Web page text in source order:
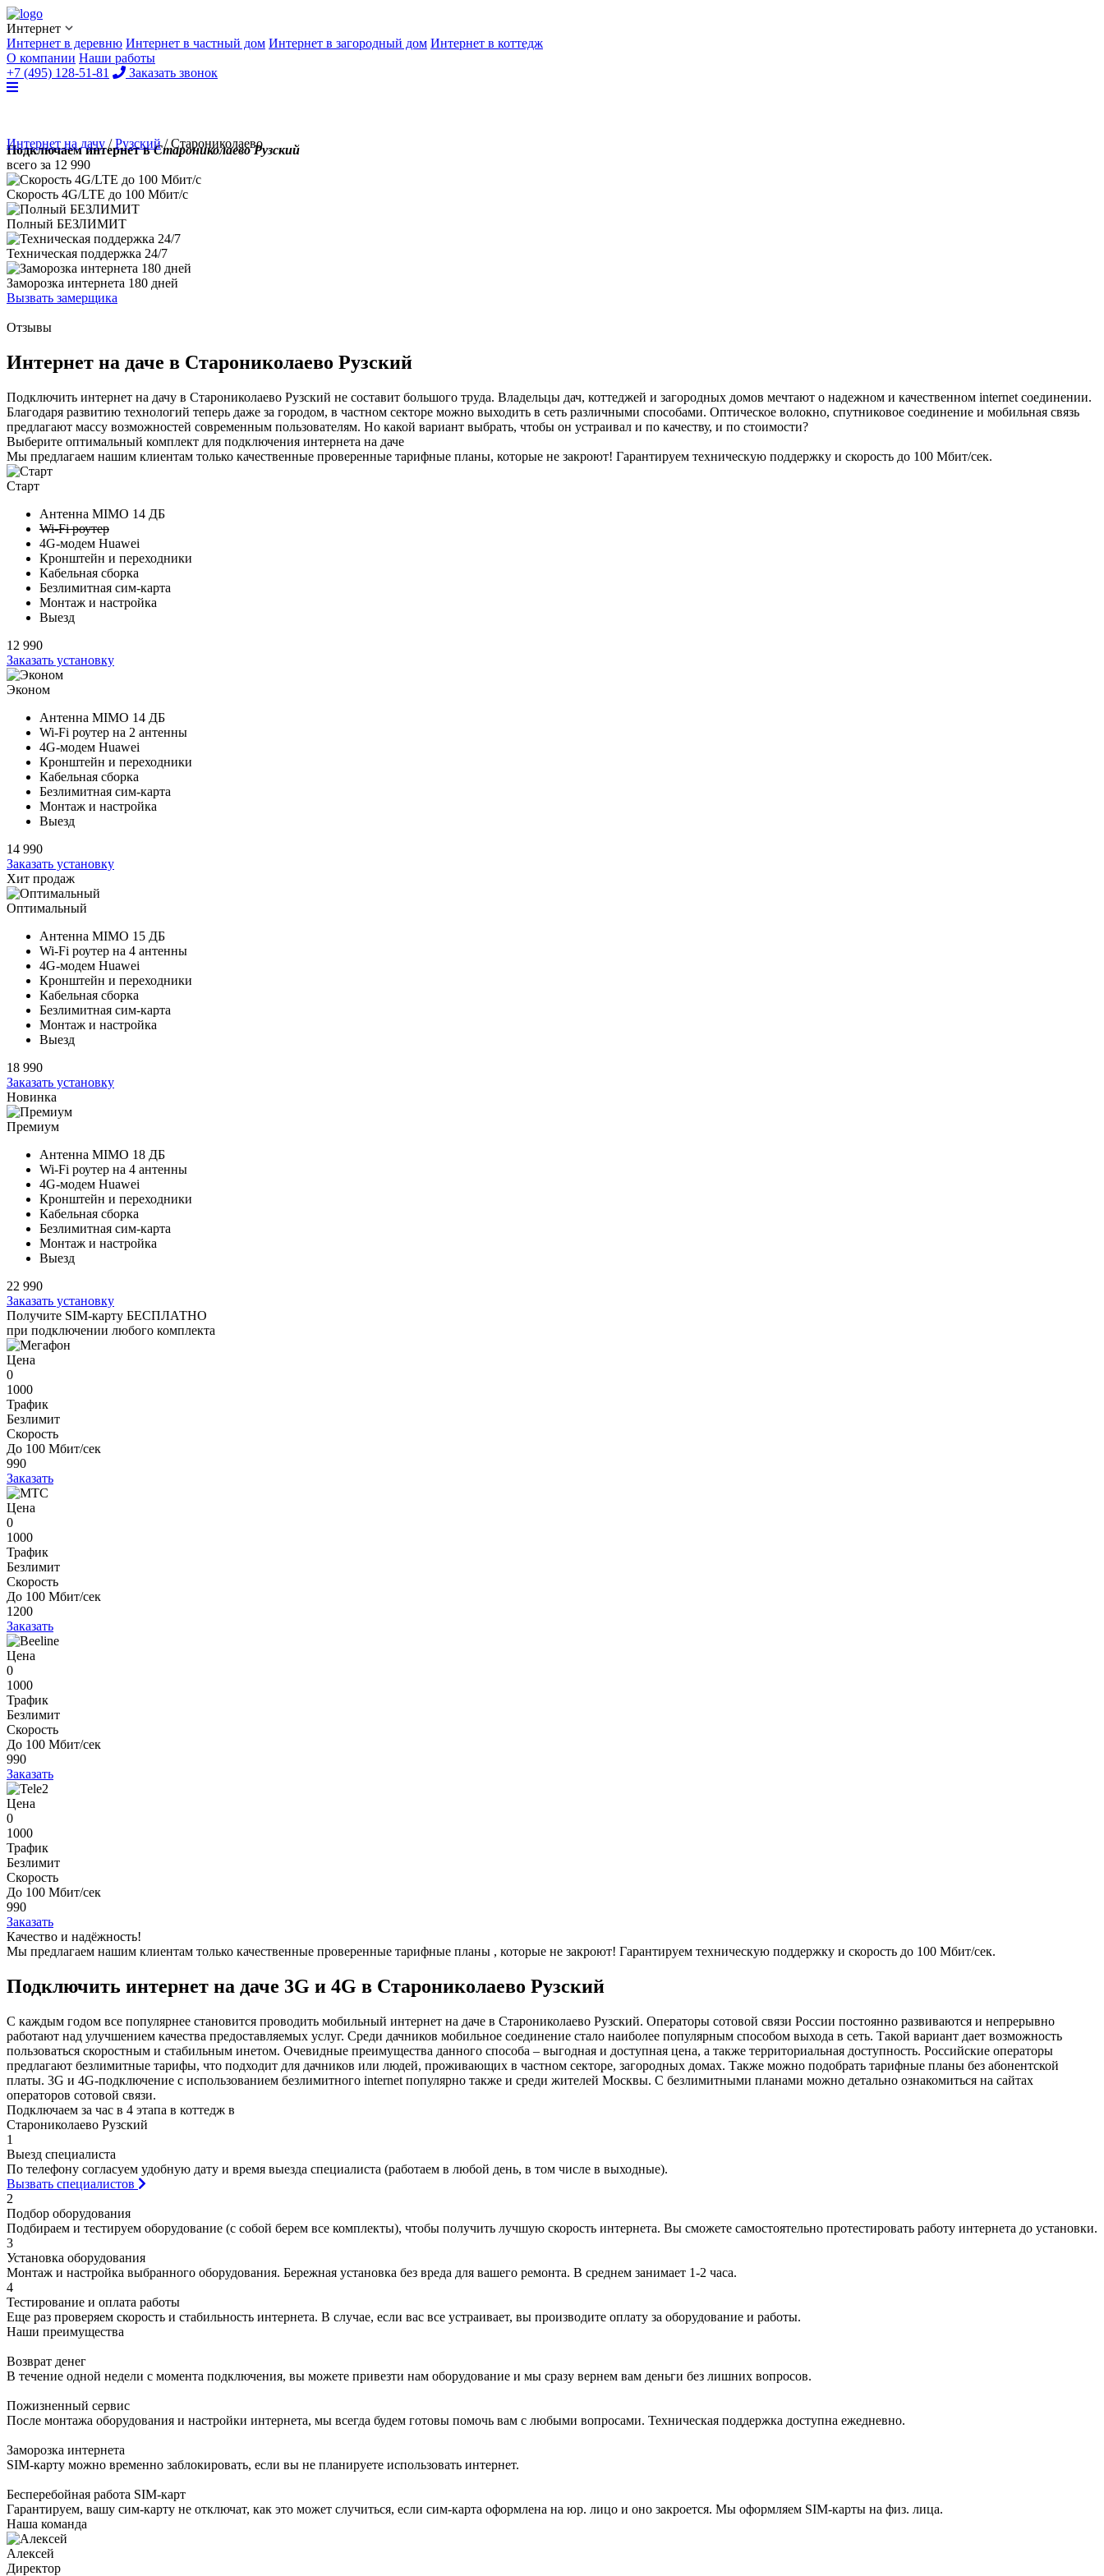
Интернет
Интернет в деревню Интернет в частный дом Интернет в загородный дом Интернет в коттедж
О компании Наши работы
+7 (495) 128-51-81
Заказать звонок
Интернет на дачу / Рузский/ Старониколаево
Подключаем интернет вСтарониколаево Рузский
всего за 12 990
Скорость 4G/LTE до 100 Мбит/с
Полный БЕЗЛИМИТ
Техническая поддержка 24/7
Заморозка интернета 180 дней
Вызвать замерщика
Отзывы
Интернет на даче в Старониколаево Рузский
Подключить интернет на дачу в Старониколаево Рузский не составит большого труда. Владельцы дач, коттеджей и загородных домов мечтают о надежном и качественном internet соединении.
Благодаря развитию технологий теперь даже за городом, в частном секторе можно выходить в сеть различными способами. Оптическое волокно, спутниковое соединение и мобильная связь
предлагают массу возможностей современным пользователям. Но какой вариант выбрать, чтобы он устраивал и по качеству, и по стоимости?
Выберите оптимальный комплект для подключения интернета на даче
Мы предлагаем нашим клиентам только качественные проверенные тарифные планы, которые не закроют! Гарантируем техническую поддержку и скорость до 100 Мбит/сек.
Старт
Антенна MIMO 14 ДБ
Wi-Fi роутер
4G-модем Huawei
Кронштейн и переходники
Кабельная сборка
Безлимитная сим-карта
Монтаж и настройка
Выезд
12 990
Заказать установку
Эконом
Антенна MIMO 14 ДБ
Wi-Fi роутер на 2 антенны
4G-модем Huawei
Кронштейн и переходники
Кабельная сборка
Безлимитная сим-карта
Монтаж и настройка
Выезд
14 990
Заказать установку
Хит продаж
Оптимальный
Антенна MIMO 15 ДБ
Wi-Fi роутер на 4 антенны
4G-модем Huawei
Кронштейн и переходники
Кабельная сборка
Безлимитная сим-карта
Монтаж и настройка
Выезд
18 990
Заказать установку
Новинка
Премиум
Антенна MIMO 18 ДБ
Wi-Fi роутер на 4 антенны
4G-модем Huawei
Кронштейн и переходники
Кабельная сборка
Безлимитная сим-карта
Монтаж и настройка
Выезд
22 990
Заказать установку
Получите SIM-карту БЕСПЛАТНО
при подключении любого комплекта
Цена
0
1000
Трафик
Безлимит
Скорость
До 100 Мбит/сек
990
Заказать
Цена
0
1000
Трафик
Безлимит
Скорость
До 100 Мбит/сек
1200
Заказать
Цена
0
1000
Трафик
Безлимит
Скорость
До 100 Мбит/сек
990
Заказать
Цена
0
1000
Трафик
Безлимит
Скорость
До 100 Мбит/сек
990
Заказать
Качество и надёжность!
Мы предлагаем нашим клиентам только качественные проверенные тарифные планы , которые не закроют! Гарантируем техническую поддержку и скорость до 100 Мбит/сек.
Подключить интернет на даче 3G и 4G в Старониколаево Рузский
С каждым годом все популярнее становится проводить мобильный интернет на даче в Старониколаево Рузский. Операторы сотовой связи России постоянно развиваются и непрерывно
работают над улучшением качества предоставляемых услуг. Среди дачников мобильное соединение стало наиболее популярным способом выхода в сеть. Такой вариант дает возможность
пользоваться скоростным и стабильным инетом. Очевидные преимущества данного способа – выгодная и доступная цена, а также территориальная доступность. Российские операторы
предлагают безлимитные тарифы, что подходит для дачников или людей, проживающих в частном секторе, загородных домах. Также можно подобрать тарифные планы без абонентской
платы. 3G и 4G-подключение с использованием безлимитного internet популярно также и среди жителей Москвы. С безлимитными планами можно детально ознакомиться на сайтах
операторов сотовой связи.
Подключаем за час в 4 этапа в коттедж в
Старониколаево Рузский
1
Выезд специалиста
По телефону согласуем удобную дату и время выезда специалиста (работаем в любой день, в том числе в выходные).
Вызвать специалистов
2
Подбор оборудования
Подбираем и тестируем оборудование (с собой берем все комплекты), чтобы получить лучшую скорость интернета. Вы сможете самостоятельно протестировать работу интернета до установки.
3
Установка оборудования
Монтаж и настройка выбранного оборудования. Бережная установка без вреда для вашего ремонта. В среднем занимает 1-2 часа.
4
Тестирование и оплата работы
Еще раз проверяем скорость и стабильность интернета. В случае, если вас все устраивает, вы производите оплату за оборудование и работы.
Наши преимущества
Возврат денег
В течение одной недели с момента подключения, вы можете привезти нам оборудование и мы сразу вернем вам деньги без лишних вопросов.
Пожизненный сервис
После монтажа оборудования и настройки интернета, мы всегда будем готовы помочь вам с любыми вопросами. Техническая поддержка доступна ежедневно.
Заморозка интернета
SIM-карту можно временно заблокировать, если вы не планируете использовать интернет.
Бесперебойная работа SIM-карт
Гарантируем, вашу сим-карту не отключат, как это может случиться, если сим-карта оформлена на юр. лицо и оно закроется. Мы оформляем SIM-карты на физ. лица.
Наша команда
Алексей
Директор